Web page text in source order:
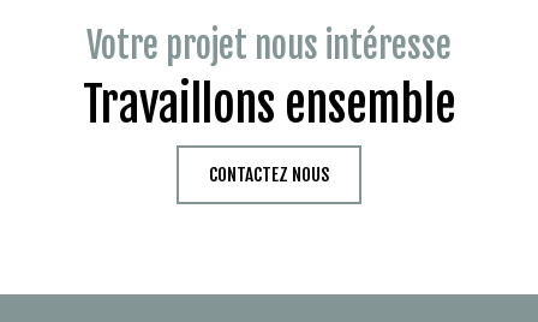
Votre projet nous intéresse
Travaillons ensemble
CONTACTEZ NOUS